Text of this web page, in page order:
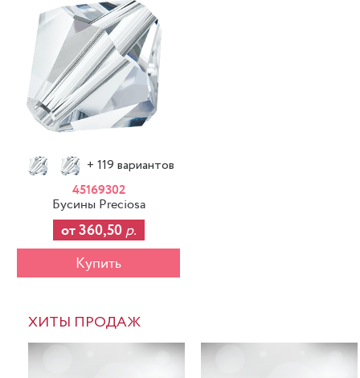
+ 119 вариантов
45169302
Бусины Preciosa
от 360,50 р.
Купить
ХИТЫ ПРОДАЖ